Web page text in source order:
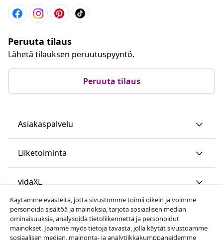
Peruuta tilaus
Lähetä tilauksen peruutuspyyntö.
Peruuta tilaus
Asiakaspalvelu
Liiketoiminta
vidaXL
Löydä lisää
Käytämme evästeitä, jotta sivustomme toimii oikein ja voimme
personoida sisältöä ja mainoksia, tarjota sosiaalisen median
ominaisuuksia, analysoida tietoliikennettä ja personoidut
mainokset. Jaamme myös tietoja tavasta, jolla käytät sivustoamme
sosiaalisen median, mainonta- ja analytiikkakumppaneidemme